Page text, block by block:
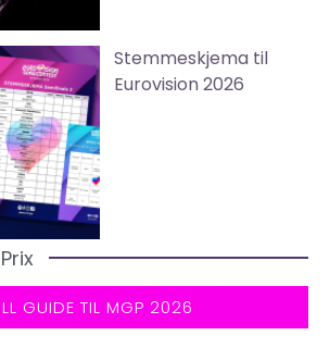
Stemmeskjema til
Eurovision 2026
GUIDE TIL MGP 2026